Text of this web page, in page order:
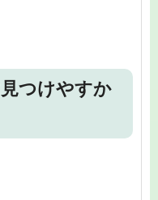
つけやすか